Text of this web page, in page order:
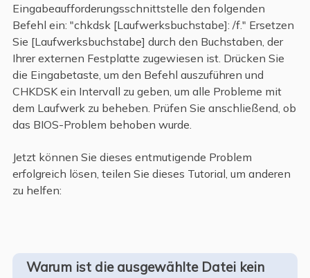
Eingabeaufforderungsschnittstelle den folgenden
Befehl ein: "chkdsk [Laufwerksbuchstabe]: /f." Ersetzen
Sie [Laufwerksbuchstabe] durch den Buchstaben, der
Ihrer externen Festplatte zugewiesen ist. Drücken Sie
die Eingabetaste, um den Befehl auszuführen und
CHKDSK ein Intervall zu geben, um alle Probleme mit
dem Laufwerk zu beheben. Prüfen Sie anschließend, ob
das BIOS-Problem behoben wurde.
Jetzt können Sie dieses entmutigende Problem
erfolgreich lösen, teilen Sie dieses Tutorial, um anderen
zu helfen:
Warum ist die ausgewählte Datei kein